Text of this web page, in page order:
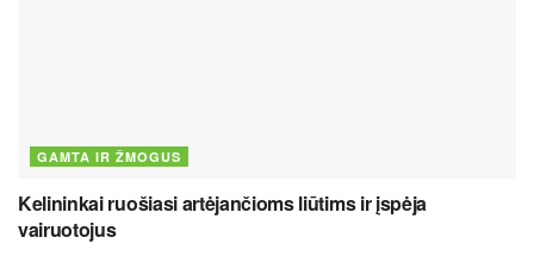
GAMTA IR ŽMOGUS
Kelininkai ruošiasi artėjančioms liūtims ir įspėja
vairuotojus